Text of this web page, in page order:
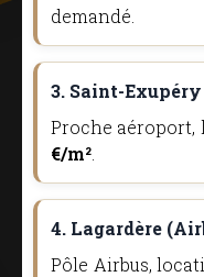
demandé.
3. Saint-Exupéry
Proche
€/m²
4. Lagardère
Pôle Airbus,